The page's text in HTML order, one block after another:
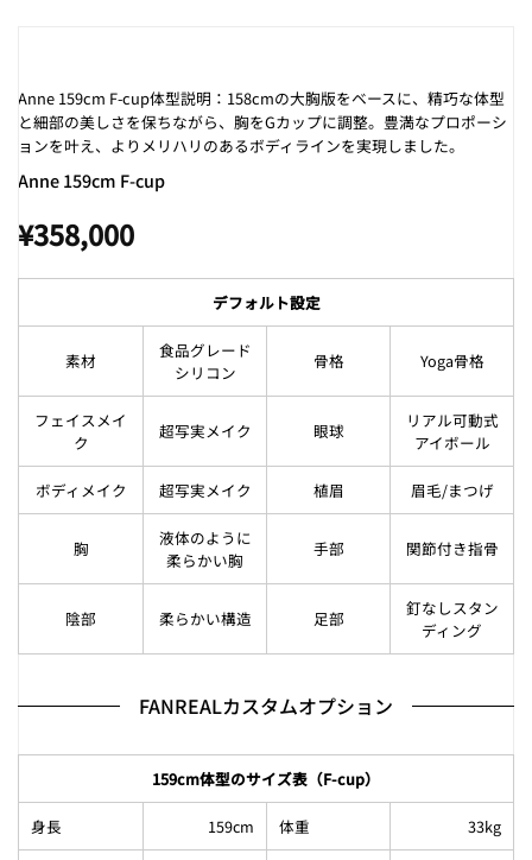
Anne 159cm F-cup体型説明：158cmの大胸版をベースに、精巧な体型
と細部の美しさを保ちながら、胸をGカップに調整。豊満なプロポーシ
ョンを叶え、よりメリハリのあるボディラインを実現しました。
Anne 159cm F-cup
¥358,000
デフォルト設定
素材
食品グレード
シリコン
骨格 Yoga骨格
フェイスメイ
ク
超写実メイク 眼球
リアル可動式
アイボール
ボディメイク 超写実メイク 植眉 眉毛/まつげ
胸
液体のように
柔らかい胸
手部 関節付き指骨
陰部 柔らかい構造 足部
釘なしスタン
ディング
FANREALカスタムオプション
159cm体型のサイズ表（F-cup）
身長 159cm 体重 33kg